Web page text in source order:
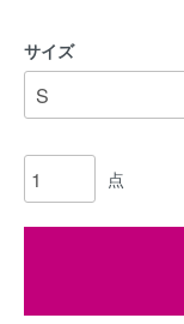
サイズ
点